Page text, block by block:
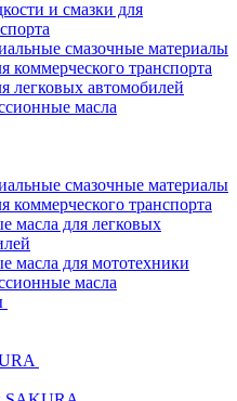
и смазки для
смазочные материалы
коммерческого транспорта
легковых автомобилей
масла
смазочные материалы
коммерческого транспорта
масла для легковых
масла для мототехники
масла